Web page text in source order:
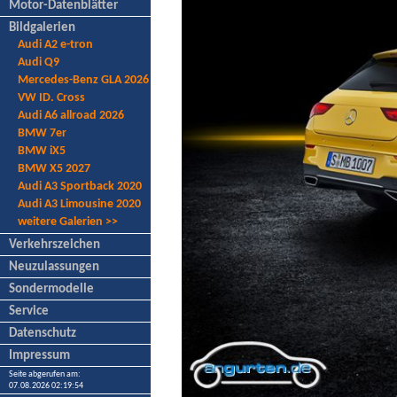
Motor-Datenblätter
Bildgalerien
Audi A2 e-tron
Audi Q9
Mercedes-Benz GLA 2026
VW ID. Cross
Audi A6 allroad 2026
BMW 7er
BMW iX5
BMW X5 2027
Audi A3 Sportback 2020
Audi A3 Limousine 2020
weitere Galerien >>
Verkehrszeichen
Neuzulassungen
Sondermodelle
Service
Datenschutz
Impressum
Seite abgerufen am:
07.08.2026 02:19:54